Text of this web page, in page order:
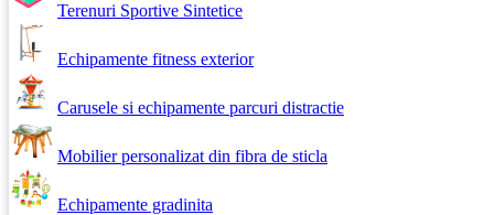
Terenuri Sportive Sintetice
Echipamente fitness exterior
Carusele si echipamente parcuri distractie
Mobilier personalizat din fibra de sticla
Echipamente gradinita